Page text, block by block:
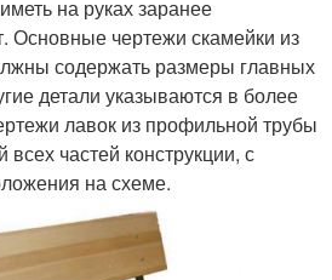
на руках заранее
Основные чертежи скамейки из
содержать размеры главных
детали указываются в более
лавок из профильной трубы
частей конструкции, с
на схеме.